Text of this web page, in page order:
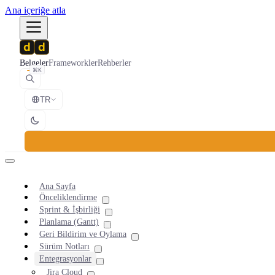
Ana içeriğe atla
BelgelerFrameworklerRehberler
⌘K
TR
Ana Sayfa
Önceliklendirme
Sprint & İşbirliği
Planlama (Gantt)
Geri Bildirim ve Oylama
Sürüm Notları
Entegrasyonlar
Jira Cloud